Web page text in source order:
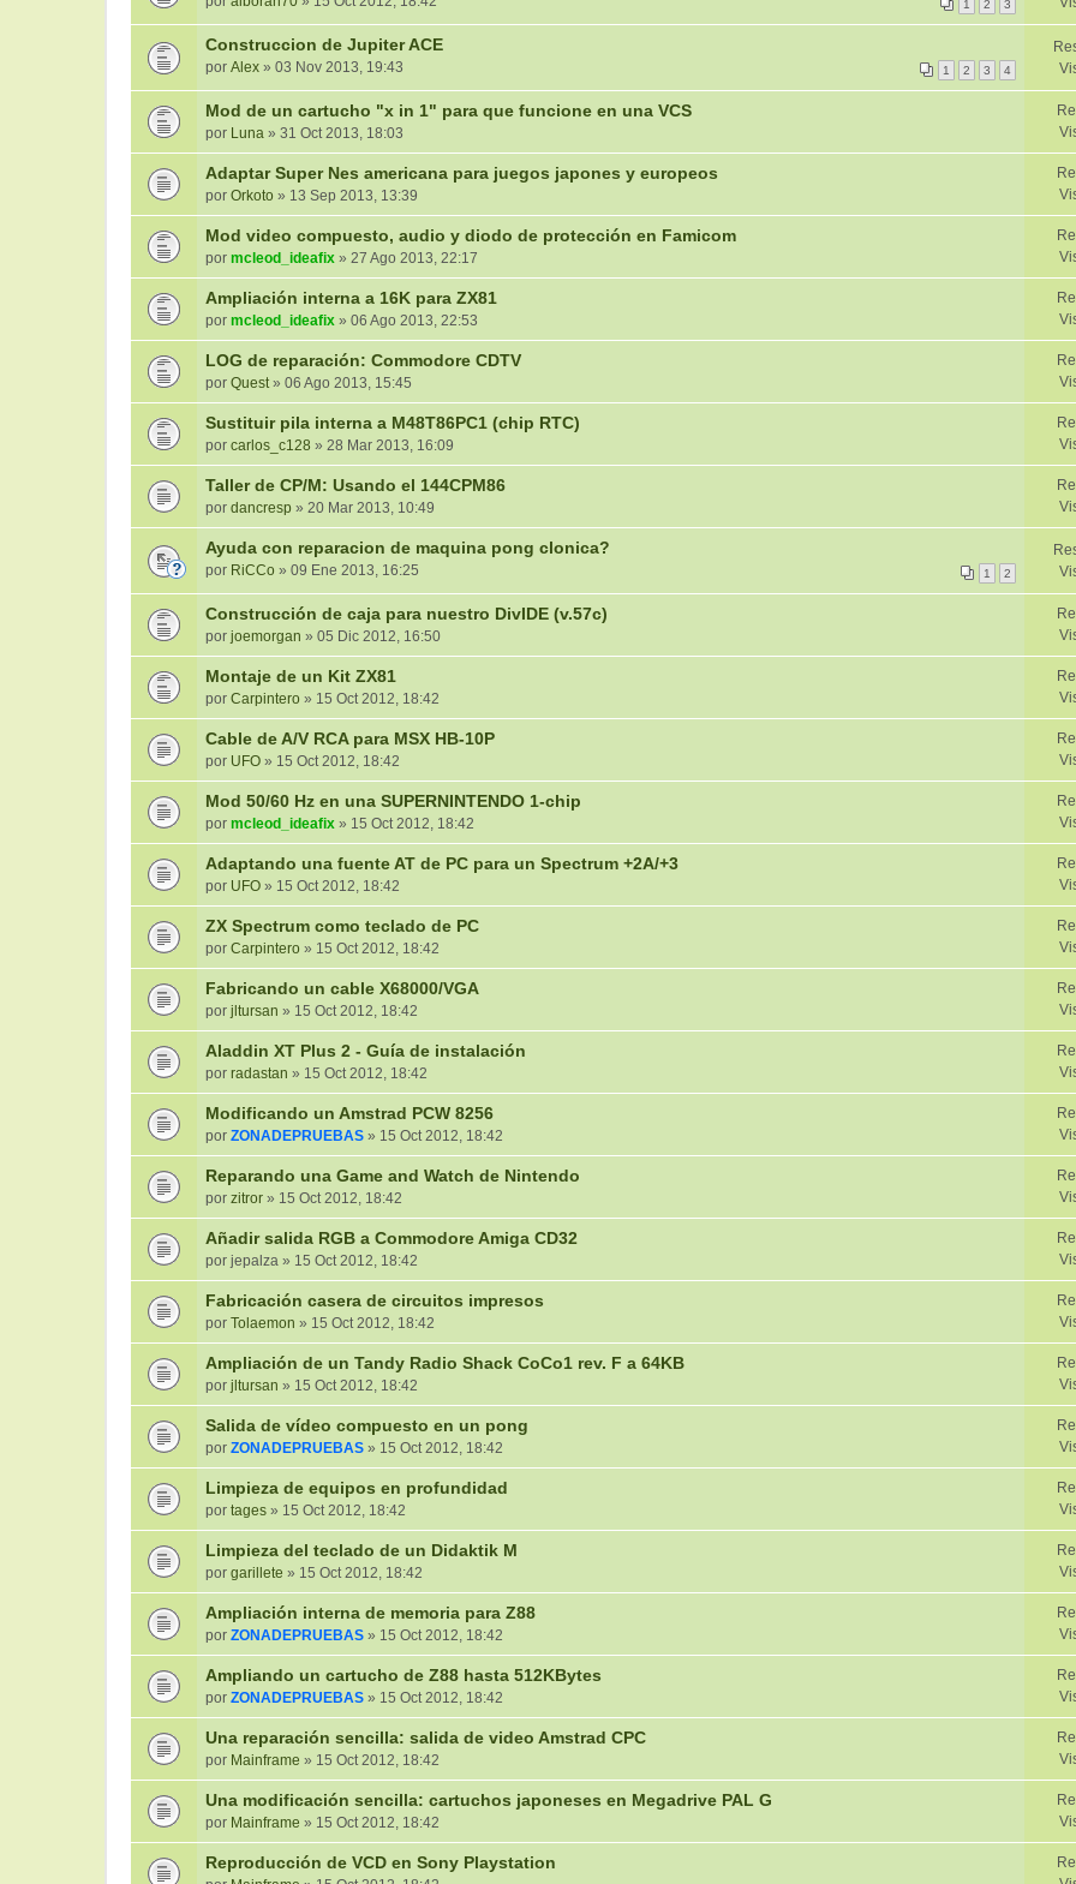
1 2 3
Construccion de Jupiter ACE
1 2 3 4
por Alex » 03 Nov 2013, 19:43
Mod de un cartucho "x in 1" para que funcione en una VCS
por Luna » 31 Oct 2013, 18:03
Adaptar Super Nes americana para juegos japones y europeos
por Orkoto » 13 Sep 2013, 13:39
Mod video compuesto, audio y diodo de protección en Famicom
por mcleod_ideafix » 27 Ago 2013, 22:17
Ampliación interna a 16K para ZX81
por mcleod_ideafix » 06 Ago 2013, 22:53
LOG de reparación: Commodore CDTV
por Quest» 06 Ago 2013, 15:45
Sustituir pila interna a M48T86PC1 (chip RTC)
por carlos_c128 » 28 Mar 2013, 16:09
Taller de CP/M: Usando el 144CPM86
por dancresp » 20 Mar 2013, 10:49
Ayuda con reparacion de maquina pong clonica?
1 2
por RiCCo » 09 Ene 2013, 16:25
Construcción de caja para nuestro DivIDE (v.57c)
por joemorgan » 05 Dic 2012, 16:50
Montaje de un Kit ZX81
por Carpintero » 15 Oct 2012, 18:42
Cable de A/V RCA para MSX HB-10P
por UFO » 15 Oct 2012, 18:42
Mod 50/60 Hz en una SUPERNINTENDO 1-chip
por mcleod_ideafix » 15 Oct 2012, 18:42
Adaptando una fuente AT de PC para un Spectrum +2A/+3
por UFO » 15 Oct 2012, 18:42
ZX Spectrum como teclado de PC
por Carpintero » 15 Oct 2012, 18:42
Fabricando un cable X68000/VGA
por jltursan » 15 Oct 2012, 18:42
Aladdin XT Plus 2 - Guía de instalación
por radastan » 15 Oct 2012, 18:42
Modificando un Amstrad PCW 8256
por ZONADEPRUEBAS » 15 Oct 2012, 18:42
Reparando una Game and Watch de Nintendo
por zitror » 15 Oct 2012, 18:42
Añadir salida RGB a Commodore Amiga CD32
por jepalza » 15 Oct 2012, 18:42
Fabricación casera de circuitos impresos
por Tolaemon » 15 Oct 2012, 18:42
Ampliación de un Tandy Radio Shack CoCo1 rev. F a 64KB
por jltursan » 15 Oct 2012, 18:42
Salida de vídeo compuesto en un pong
por ZONADEPRUEBAS » 15 Oct 2012, 18:42
Limpieza de equipos en profundidad
por tages » 15 Oct 2012, 18:42
Limpieza del teclado de un Didaktik M
por garillete » 15 Oct 2012, 18:42
Ampliación interna de memoria para Z88
por ZONADEPRUEBAS » 15 Oct 2012, 18:42
Ampliando un cartucho de Z88 hasta 512KBytes
por ZONADEPRUEBAS » 15 Oct 2012, 18:42
Una reparación sencilla: salida de video Amstrad CPC
por Mainframe » 15 Oct 2012, 18:42
Una modificación sencilla: cartuchos japoneses en Megadrive PAL G
por Mainframe » 15 Oct 2012, 18:42
Reproducción de VCD en Sony Playstation